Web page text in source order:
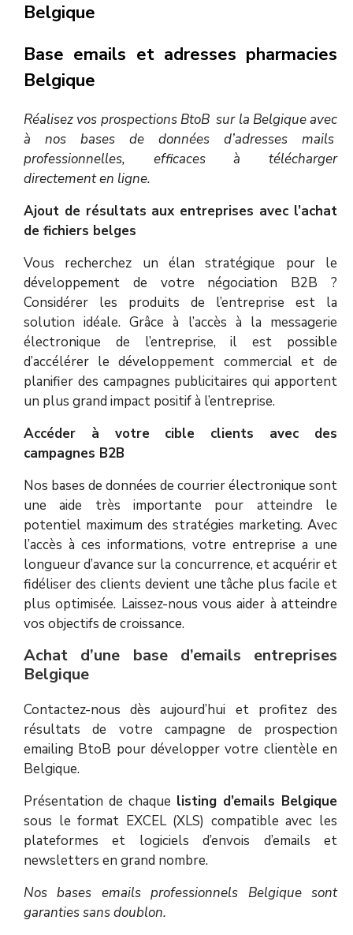
Belgique
Base emails et adresses pharmacies
Belgique
Réalisez vos prospections BtoB sur la Belgique avec
à nos bases de données d’adresses mails
professionnelles, efficaces à télécharger
directement en ligne.
Ajout de résultats aux entreprises avec l’achat
de fichiers belges
Vous recherchez un élan stratégique pour le
développement de votre négociation B2B ?
Considérer les produits de l’entreprise est la
solution idéale. Grâce à l’accès à la messagerie
électronique de l’entreprise, il est possible
d’accélérer le développement commercial et de
planifier des campagnes publicitaires qui apportent
un plus grand impact positif à l’entreprise.
Accéder à votre cible clients avec des
campagnes B2B
Nos bases de données de courrier électronique sont
une aide très importante pour atteindre le
potentiel maximum des stratégies marketing. Avec
l’accès à ces informations, votre entreprise a une
longueur d’avance sur la concurrence, et acquérir et
fidéliser des clients devient une tâche plus facile et
plus optimisée. Laissez-nous vous aider à atteindre
vos objectifs de croissance.
Achat d’une base d’emails entreprises
Belgique
Contactez-nous dès aujourd’hui et profitez des
résultats de votre campagne de prospection
emailing BtoB pour développer votre clientèle en
Belgique.
Présentation de chaque listing d’emails Belgique
sous le format EXCEL (XLS) compatible avec les
plateformes et logiciels d’envois d’emails et
newsletters en grand nombre.
Nos bases emails professionnels Belgique sont
garanties sans doublon.